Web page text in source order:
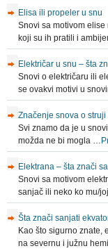
Elisa ili propeler u snu
Snovi sa motivom
koji su ih pratili i
Električar u snu – šta
Snovi o električaru ili
se ovakvi motivi u
Značenje snova o struji
Svi znamo da je u
možda ne bi mogla …
Elektrana – šta znači
Snovi sa motivom
sanjač ili neko ko mu/
Šta znači sanjati
Kao što sigurno znate,
na severnu i južnu